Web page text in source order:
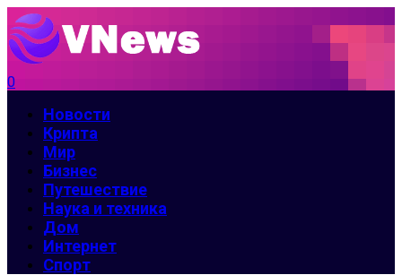
0
Новости
Крипта
Мир
Бизнес
Путешествие
Наука и техника
Дом
Интернет
Спорт